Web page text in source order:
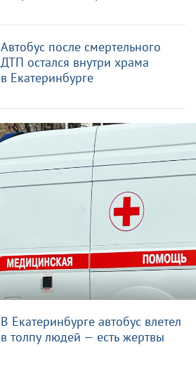
Автобус после смертельного
ДТП остался внутри храма
в Екатеринбурге
В Екатеринбурге автобус влетел
в толпу людей — есть жертвы